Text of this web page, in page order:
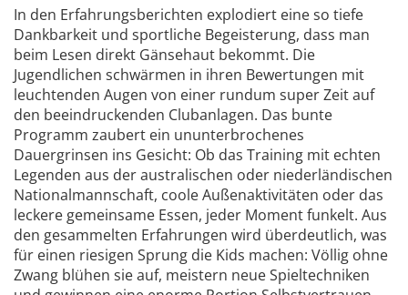
In den Erfahrungsberichten explodiert eine so tiefe
Dankbarkeit und sportliche Begeisterung, dass man
beim Lesen direkt Gänsehaut bekommt. Die
Jugendlichen schwärmen in ihren Bewertungen mit
leuchtenden Augen von einer rundum super Zeit auf
den beeindruckenden Clubanlagen. Das bunte
Programm zaubert ein ununterbrochenes
Dauergrinsen ins Gesicht: Ob das Training mit echten
Legenden aus der australischen oder niederländischen
Nationalmannschaft, coole Außenaktivitäten oder das
leckere gemeinsame Essen, jeder Moment funkelt. Aus
den gesammelten Erfahrungen wird überdeutlich, was
für einen riesigen Sprung die Kids machen: Völlig ohne
Zwang blühen sie auf, meistern neue Spieltechniken